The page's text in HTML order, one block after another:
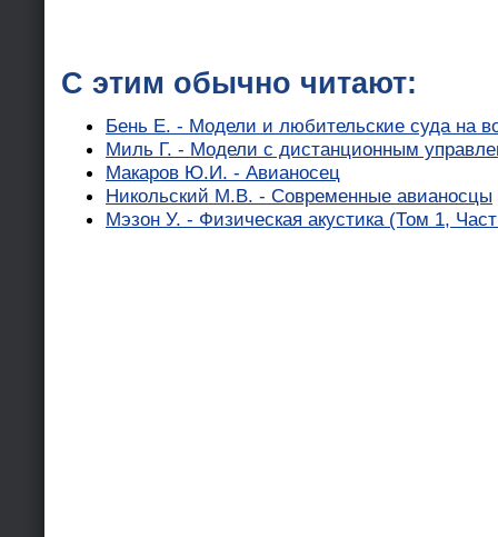
С этим обычно читают:
Бень Е. - Модели и любительские суда на
Миль Г. - Модели с дистанционным
Макаров Ю.И. - Авианосец
Никольский М.В. - Современные авианосцы
Мэзон У. - Физическая акустика (Том 1,